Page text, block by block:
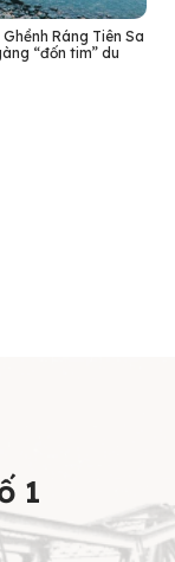
Ráng Tiên Sa
“đốn tim” du
1